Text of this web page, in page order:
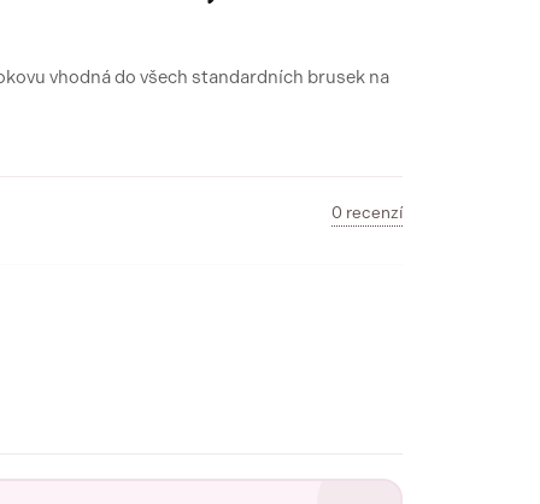
vhodná do všech standardních brusek na
0 recenzí